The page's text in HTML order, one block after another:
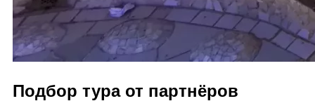
Подбор тура от партнёров